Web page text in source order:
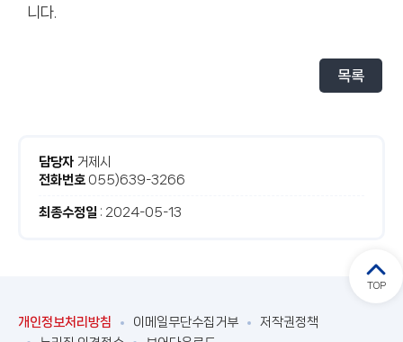
니다.
목록
담당자 거제시
전화번호 055)639-3266
최종수정일 : 2024-05-13
개인정보처리방침 이메일무단수집거부
저작권정책
TOP